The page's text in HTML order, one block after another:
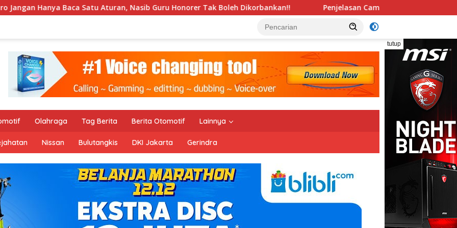
Nasib Guru Honorer Tak Boleh Dikorbankan!! Penjelasan Camat Rambutan Banyuasin Terkait Perbedaan Tanda
tutup
Olahraga Tag Berita Berita Otomotif Lainnya
Nissan Bulutangkis DKI Jakarta Gerindra